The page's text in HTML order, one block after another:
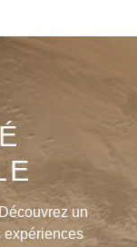
un
expériences